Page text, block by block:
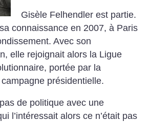
Gisèle Felhendler est partie.
connaissance en 2007, à Paris
Avec son
elle rejoignait alors la Ligue
portée par la
présidentielle.
de politique avec une
l’intéressait alors ce n’était pas